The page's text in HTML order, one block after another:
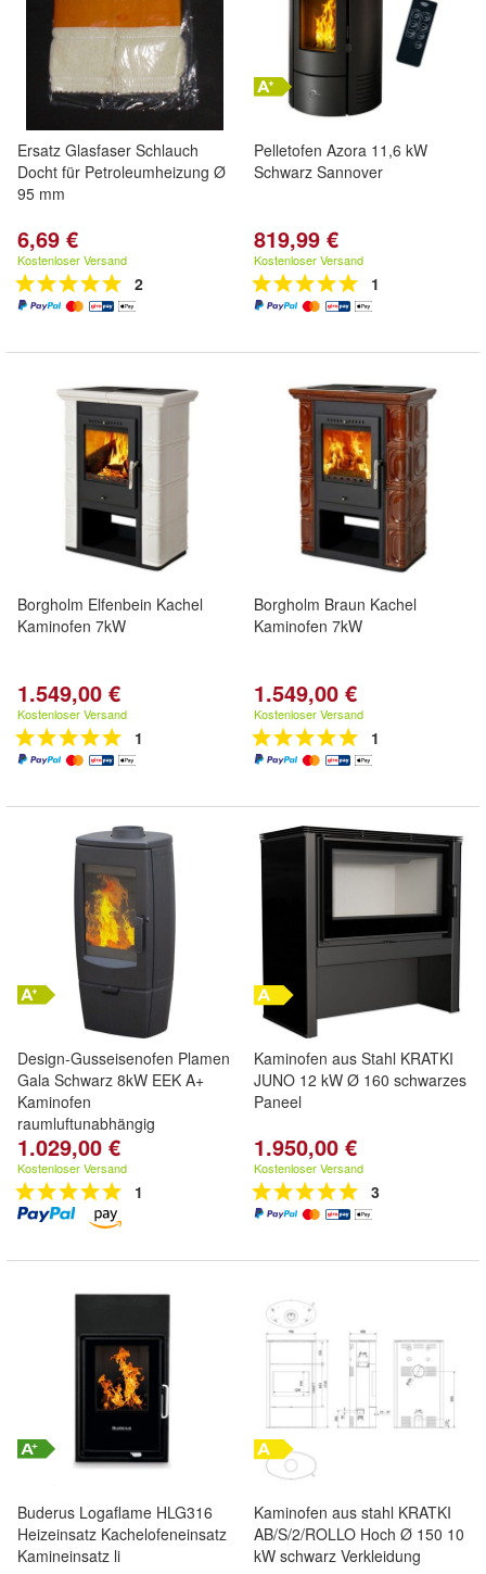
Ersatz Glasfaser Schlauch
Docht für Petroleumheizung Ø
95 mm
6,69 €
Kostenloser Versand
2
Pelletofen Azora 11,6 kW
Schwarz Sannover
819,99 €
Kostenloser Versand
1
Borgholm Elfenbein Kachel
Kaminofen 7kW
1.549,00 €
Kostenloser Versand
1
Borgholm Braun Kachel
Kaminofen 7kW
1.549,00 €
Kostenloser Versand
1
Design-Gusseisenofen Plamen
Gala Schwarz 8kW EEK A+
Kaminofen
raumluftunabhängig
1.029,00 €
Kostenloser Versand
1
Kaminofen aus Stahl KRATKI
JUNO 12 kW Ø 160 schwarzes
Paneel
1.950,00 €
Kostenloser Versand
3
Buderus Logaflame HLG316
Heizeinsatz Kachelofeneinsatz
Kamineinsatz li
Kaminofen aus stahl KRATKI
AB/S/2/ROLLO Hoch Ø 150 10
kW schwarz Verkleidung